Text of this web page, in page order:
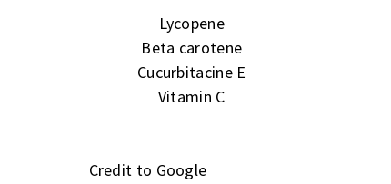
Lycopene
Beta carotene
Cucurbitacine E
Vitamin C
Credit to Google